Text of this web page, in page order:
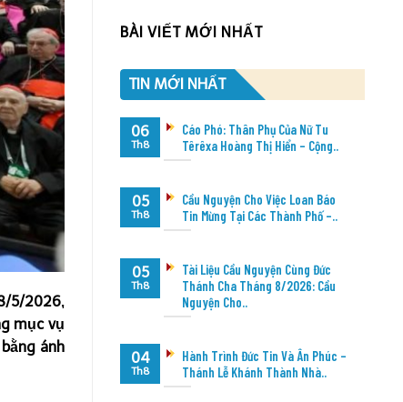
5/2026,
mục vụ
ánh
BÀI VIẾT MỚI NHẤT
TIN MỚI NHẤT
Cáo Phó: Thân Phụ Của Nữ Tu
Têrêxa Hoàng Thị Hiển – Cộng..
06
Th8
Cầu Nguyện Cho Việc Loan Báo
Tin Mừng Tại Các Thành Phố –..
05
Th8
Tài Liệu Cầu Nguyện Cùng Đức
Thánh Cha Tháng 8/2026: Cầu
Nguyện Cho..
05
Th8
Hành Trình Đức Tin Và Ân Phúc –
Thánh Lễ Khánh Thành Nhà..
04
Th8